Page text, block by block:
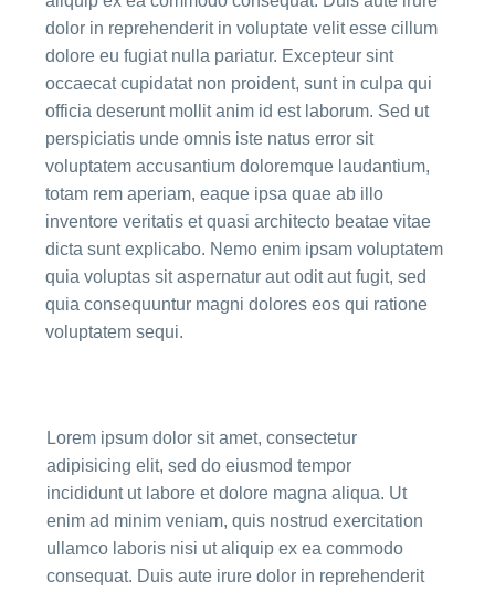
dolor in reprehenderit in voluptate velit esse cillum
dolore eu fugiat nulla pariatur. Excepteur sint
occaecat cupidatat non proident, sunt in culpa qui
officia deserunt mollit anim id est laborum. Sed ut
perspiciatis unde omnis iste natus error sit
voluptatem accusantium doloremque laudantium,
totam rem aperiam, eaque ipsa quae ab illo
inventore veritatis et quasi architecto beatae vitae
dicta sunt explicabo. Nemo enim ipsam voluptatem
quia voluptas sit aspernatur aut odit aut fugit, sed
quia consequuntur magni dolores eos qui ratione
voluptatem sequi.
Lorem ipsum dolor sit amet, consectetur
adipisicing elit, sed do eiusmod tempor
incididunt ut labore et dolore magna aliqua. Ut
enim ad minim veniam, quis nostrud exercitation
ullamco laboris nisi ut aliquip ex ea commodo
consequat. Duis aute irure dolor in reprehenderit